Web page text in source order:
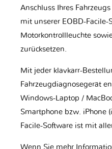
Anschluss Ihres
mit unserer EOBD-
Motorkontrollleuchte
zurücksetzen.
Mit jeder klavkarr-
Fahrzeugdiagnosegerät
Windows-Laptop /
Smartphone bzw. iPhone
Facile-Software ist mit
Wenn Sie mehr